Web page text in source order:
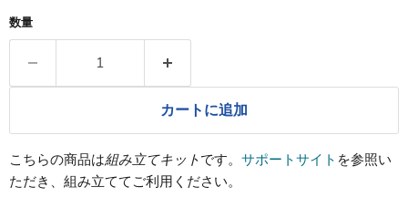
数量
カートに追加
こちらの商品は組み立てキットです。 サポートサイト を参照い
ただき、組み立ててご利用ください。